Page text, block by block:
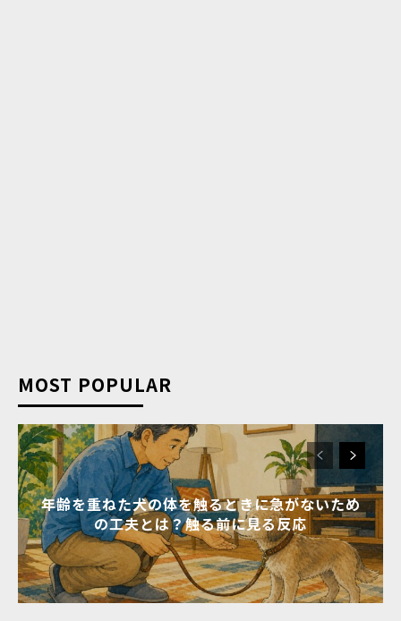
MOST POPULAR
年齢を重ねた犬の体を触るときに急がないため
の工夫とは？触る前に見る反応